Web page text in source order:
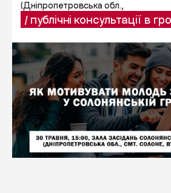
(Дніпропетровська обл.,
/ публічні консультації в